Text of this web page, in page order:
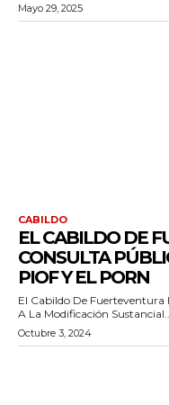
Mayo 29, 2025
CABILDO
EL CABILDO DE
CONSULTA
PIOF Y EL PORN
El Cabildo De
A La Modificación Sustancial...
Octubre 3, 2024